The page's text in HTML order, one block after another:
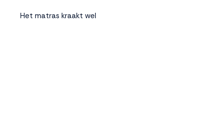
Het matras kraakt wel